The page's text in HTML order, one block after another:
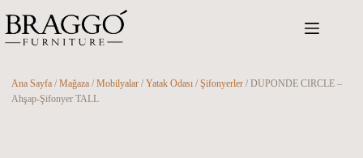
to
content
Ana Sayfa / Mağaza / Mobilyalar / Yatak Odası / Şifonyerler / DUPONDE CIRCLE –
Ahşap-Şifonyer TALL